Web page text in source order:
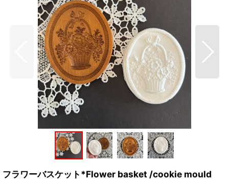
フラワーバスケット*Flower basket /cookie mould